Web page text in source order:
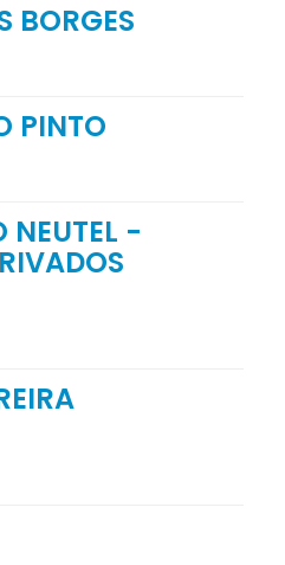
BORGES
PINTO
NEUTEL -